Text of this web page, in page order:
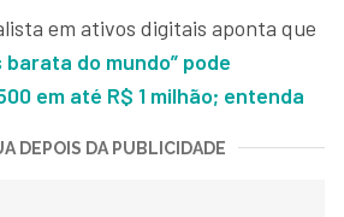
em ativos digitais aponta que
do mundo” pode
em até R$ 1 milhão; entenda
DEPOIS DA PUBLICIDADE